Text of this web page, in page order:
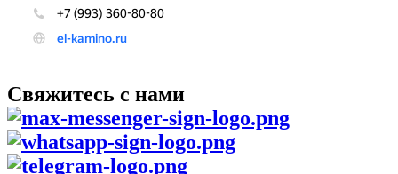
Свяжитесь с нами